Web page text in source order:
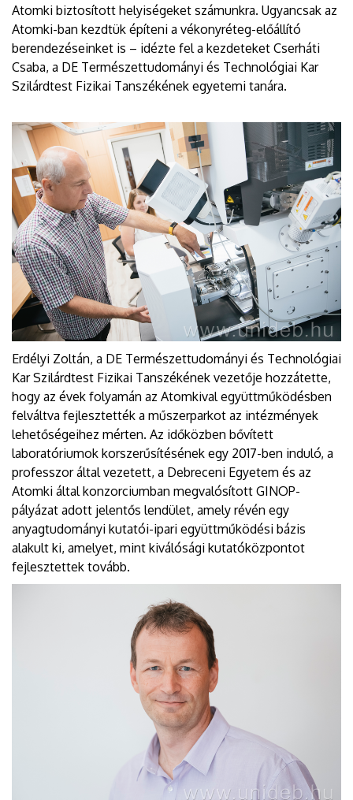
Atomki biztosított helyiségeket számunkra. Ugyancsak az
Atomki-ban kezdtük építeni a vékonyréteg-előállító
berendezéseinket is – idézte fel a kezdeteket Cserháti
Csaba, a DE Természettudományi és Technológiai Kar
Szilárdtest Fizikai Tanszékének egyetemi tanára.
Erdélyi Zoltán, a DE Természettudományi és Technológiai
Kar Szilárdtest Fizikai Tanszékének vezetője hozzátette,
hogy az évek folyamán az Atomkival együttműködésben
felváltva fejlesztették a műszerparkot az intézmények
lehetőségeihez mérten. Az időközben bővített
laboratóriumok korszerűsítésének egy 2017-ben induló, a
professzor által vezetett, a Debreceni Egyetem és az
Atomki által konzorciumban megvalósított GINOP-
pályázat adott jelentős lendület, amely révén egy
anyagtudományi kutatói-ipari együttműködési bázis
alakult ki, amelyet, mint kiválósági kutatóközpontot
fejlesztettek tovább.